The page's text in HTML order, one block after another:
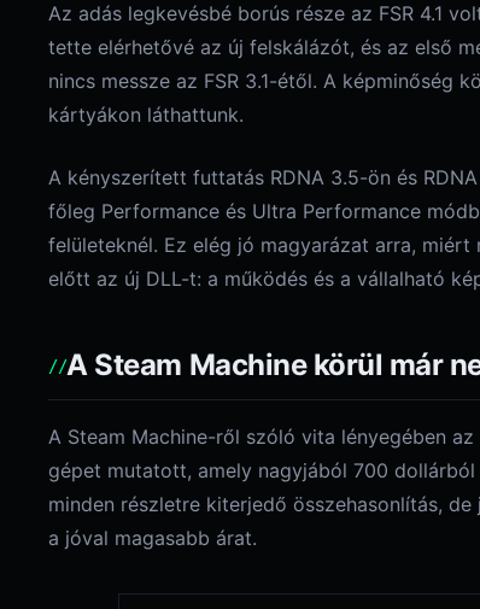
Az adás legkevésbé borús része az FSR 4.1
tette elérhetővé az új felskálázót, és az első
nincs messze az FSR 3.1-étől. A képminőség
kártyákon láthattunk.
A kényszerített futtatás RDNA 3.5-ön és
főleg Performance és Ultra Performance
felületeknél. Ez elég jó magyarázat arra,
előtt az új DLL-t: a működés és a vállalható
A Steam Machine körül már
A Steam Machine-ről szóló vita lényegében
gépet mutatott, amely nagyjából 700
minden részletre kiterjedő összehasonlítás,
a jóval magasabb árat.